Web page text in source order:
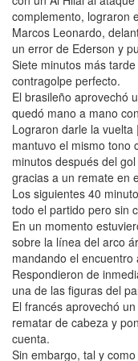
complemento, lograron
Marcos Leonardo,
un error de Ederson y
Siete minutos más
contragolpe perfecto.
El brasileño aprovechó
quedó mano a mano
Lograron darle la vuelta
mantuvo el mismo tono
minutos después del
gracias a un remate en
Los siguientes 40
todo el partido pero sin
En un momento
sobre la línea del arco
mandando el encuentro
Respondieron de
una de las figuras del
El francés aprovechó
rematar de cabeza y
cuenta.
Sin embargo, tal y